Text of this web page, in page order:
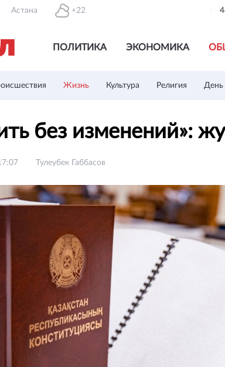
Астана +22
ПОЛИТИКА ЭКОНОМИКА
Жизнь Культура Религия День
без изменений»:
Тулеубек Габбасов